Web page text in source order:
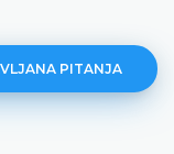
PITANJA